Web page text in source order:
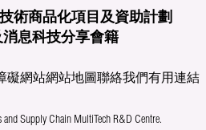
術商品化項目及資助計劃
消息科技分享會籍
礙網站網站地圖聯絡我們有用連結
Supply Chain MultiTech R&D Centre.